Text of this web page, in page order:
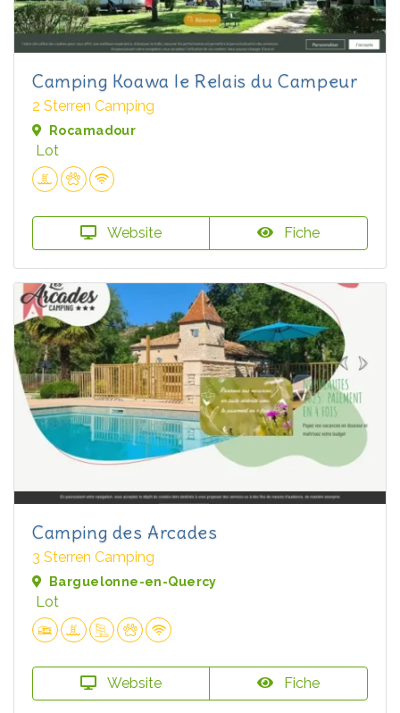
Camping Koawa le Relais du Campeur
2 Sterren Camping
Rocamadour
Lot
Website Fiche
Camping des Arcades
3 Sterren Camping
Barguelonne-en-Quercy
Lot
Website Fiche